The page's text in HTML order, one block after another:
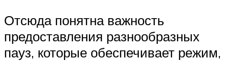
Отсюда понятна важность
предоставления разнообразных
пауз, которые обеспечивает режим,